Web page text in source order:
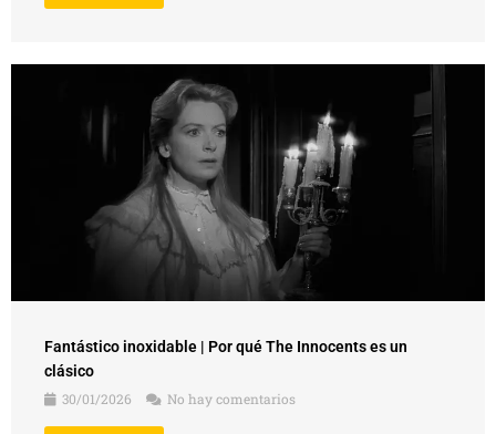
Fantástico inoxidable | Por qué The Innocents es un
clásico
30/01/2026
No hay comentarios